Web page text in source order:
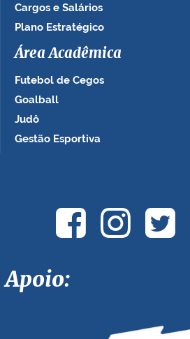
Cargos e Salários
Plano Estratégico
Área Acadêmica
Futebol de Cegos
Goalball
Judô
Gestão Esportiva
Apoio: